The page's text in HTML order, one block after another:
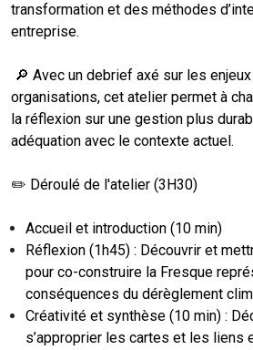
transformation et des méthodes
entreprise.
🔎 Avec un debrief axé sur les
organisations, cet atelier permet à
la réflexion sur une gestion plus
adéquation avec le contexte actuel.
✏️ Déroulé de l'atelier (3H30)
Accueil et introduction (10 min)
Réflexion (1h45) : Découvrir et
pour co-construire la Fresque
conséquences du dérèglement
Créativité et synthèse (10 min) :
s’approprier les cartes et les liens